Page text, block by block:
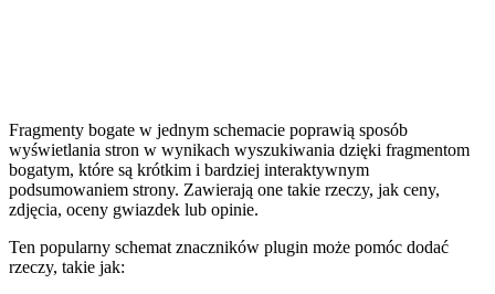
Fragmenty bogate w jednym schemacie poprawią sposób
wyświetlania stron w wynikach wyszukiwania dzięki fragmentom
bogatym, które są krótkim i bardziej interaktywnym
podsumowaniem strony. Zawierają one takie rzeczy, jak ceny,
zdjęcia, oceny gwiazdek lub opinie.
Ten popularny schemat znaczników plugin może pomóc dodać
rzeczy, takie jak: